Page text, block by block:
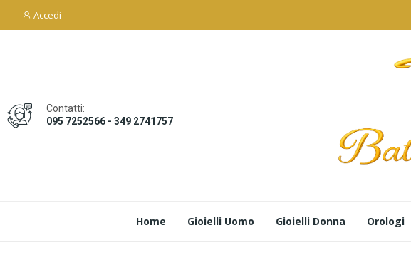
Accedi
Contatti:
095 7252566 - 349 2741757
Home Gioielli Uomo Gioielli Donna Orologi